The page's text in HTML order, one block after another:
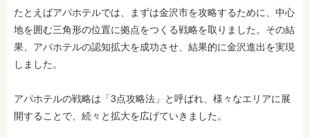
たとえばアパホテルでは、まずは金沢市を攻略するために、中心
地を囲む三角形の位置に拠点をつくる戦略を取りました。その結
果、アパホテルの認知拡大を成功させ、結果的に金沢進出を実現
しました。
アパホテルの戦略は「3点攻略法」と呼ばれ、様々なエリアに展
開することで、続々と拡大を広げていきました。